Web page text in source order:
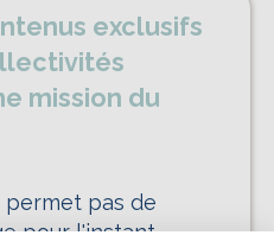
ça vous
!
exclusifs
mission du
permet pas de
pour l'instant.